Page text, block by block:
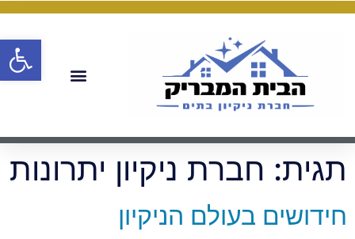
תגית: חברת ניקיון יתרונות
חידושים בעולם הניקיון